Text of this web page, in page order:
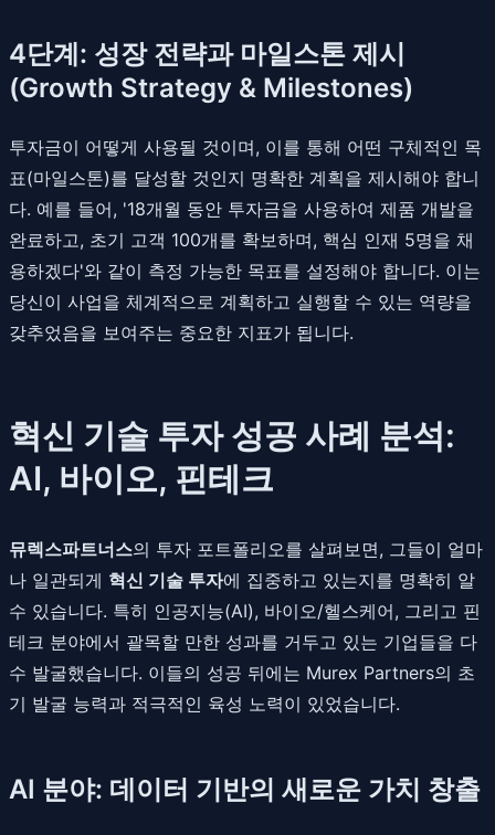
4단계: 성장 전략과 마일스톤 제시
(Growth Strategy & Milestones)
투자금이 어떻게 사용될 것이며, 이를 통해 어떤 구체적인 목
표(마일스톤)를 달성할 것인지 명확한 계획을 제시해야 합니
다. 예를 들어, '18개월 동안 투자금을 사용하여 제품 개발을
완료하고, 초기 고객 100개를 확보하며, 핵심 인재 5명을 채
용하겠다'와 같이 측정 가능한 목표를 설정해야 합니다. 이는
당신이 사업을 체계적으로 계획하고 실행할 수 있는 역량을
갖추었음을 보여주는 중요한 지표가 됩니다.
혁신 기술 투자 성공 사례 분석:
AI, 바이오, 핀테크
뮤렉스파트너스의 투자 포트폴리오를 살펴보면, 그들이 얼마
나 일관되게 혁신 기술 투자에 집중하고 있는지를 명확히 알
수 있습니다. 특히 인공지능(AI), 바이오/헬스케어, 그리고 핀
테크 분야에서 괄목할 만한 성과를 거두고 있는 기업들을 다
수 발굴했습니다. 이들의 성공 뒤에는 Murex Partners의 초
기 발굴 능력과 적극적인 육성 노력이 있었습니다.
AI 분야: 데이터 기반의 새로운 가치 창출